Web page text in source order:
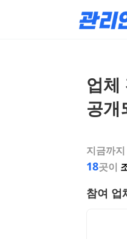
업체
공개
지금까지
18곳이
참여 업